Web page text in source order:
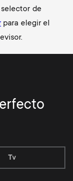
de
para elegir el
Tv